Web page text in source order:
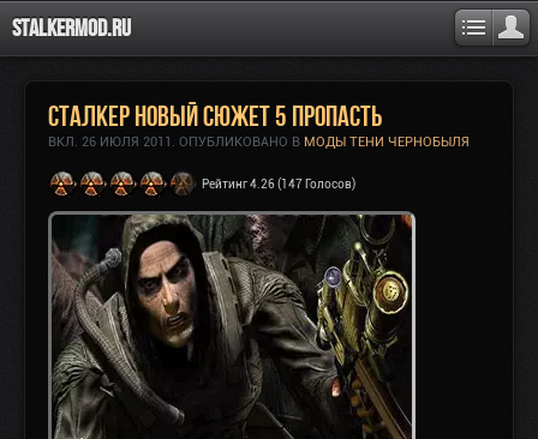
Stalkermod.ru
Сталкер Новый сюжет 5 Пропасть
ВКЛ. 26 ИЮЛЯ 2011 . ОПУБЛИКОВАНО В МОДЫ ТЕНИ ЧЕРНОБЫЛЯ
Рейтинг 4.26 (147 Голосов)